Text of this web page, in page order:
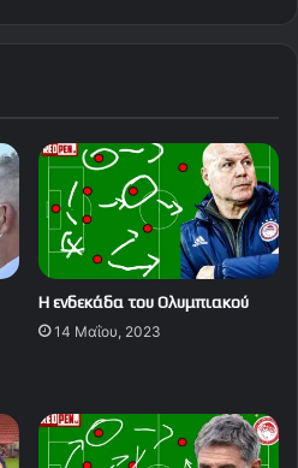
Η ενδεκάδα του Ολυμπιακού
14 Μαΐου, 2023